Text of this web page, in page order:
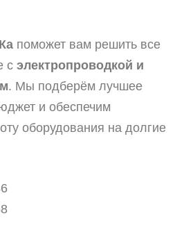
поможет вам решить все
с электропроводкой и
. Мы подберём лучшее
и обеспечим
оборудования на долгие